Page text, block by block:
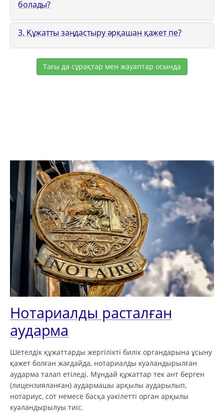
болады?
3. Құжатты заңдастыру әрқашан қажет пе?
Тағы да сұрақтар мен жауаптар осында
Нотариалды расталған
аударма
Шетелдік құжаттарды жергілікті билік органдарына ұсыну
қажет болған жағдайда, нотариалды куәландырылған
аударма талап етіледі. Мұндай құжаттар тек ант берген
(лицензияланған) аудармашы арқылы аударылып,
нотариус, сот немесе басқа уәкілетті орган арқылы
куәландырылуы тиіс.